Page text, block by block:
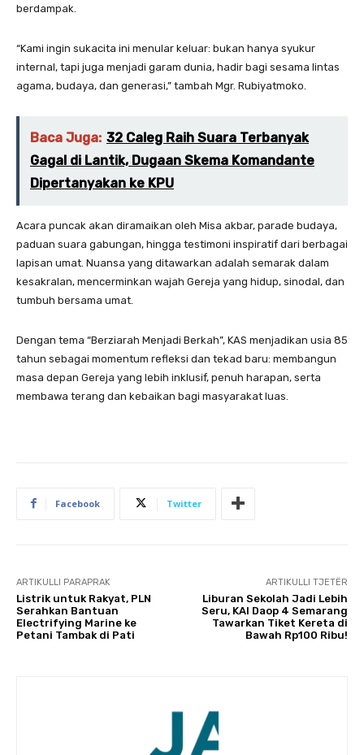
berdampak.
“Kami ingin sukacita ini menular keluar: bukan hanya syukur
internal, tapi juga menjadi garam dunia, hadir bagi sesama lintas
agama, budaya, dan generasi,” tambah Mgr. Rubiyatmoko.
Baca Juga: 32 Caleg Raih Suara Terbanyak
Gagal di Lantik, Dugaan Skema Komandante
Dipertanyakan ke KPU
Acara puncak akan diramaikan oleh Misa akbar, parade budaya,
paduan suara gabungan, hingga testimoni inspiratif dari berbagai
lapisan umat. Nuansa yang ditawarkan adalah semarak dalam
kesakralan, mencerminkan wajah Gereja yang hidup, sinodal, dan
tumbuh bersama umat.
Dengan tema “Berziarah Menjadi Berkah”, KAS menjadikan usia 85
tahun sebagai momentum refleksi dan tekad baru: membangun
masa depan Gereja yang lebih inklusif, penuh harapan, serta
membawa terang dan kebaikan bagi masyarakat luas.
Facebook Twitter
ARTIKULLI PARAPRAK
Listrik untuk Rakyat, PLN
Serahkan Bantuan
Electrifying Marine ke
Petani Tambak di Pati
ARTIKULLI TJETËR
Liburan Sekolah Jadi Lebih
Seru, KAI Daop 4 Semarang
Tawarkan Tiket Kereta di
Bawah Rp100 Ribu!